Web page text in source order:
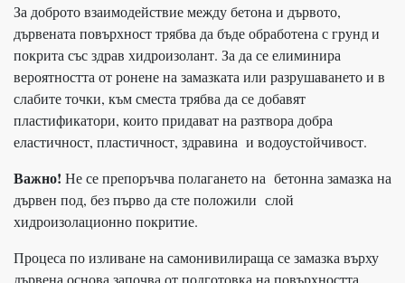
За доброто взаимодействие между бетона и дървото,
дървената повърхност трябва да бъде обработена с грунд и
покрита със здрав хидроизолант. За да се елиминира
вероятността от ронене на замазката или разрушаването и в
слабите точки, към сместа трябва да се добавят
пластификатори, които придават на разтвора добра
еластичност, пластичност, здравина и водоустойчивост.
Важно! Не се препоръчва полагането на бетонна замазка на
дървен под, без първо да сте положили слой
хидроизолационно покритие.
Процеса по изливане на самонивилираща се замазка върху
дървена основа започва от подготовка на повърхността,